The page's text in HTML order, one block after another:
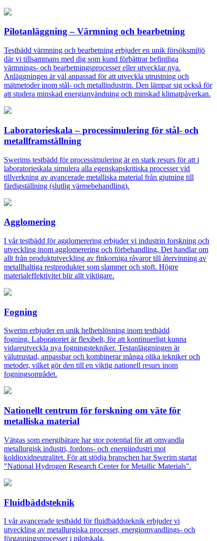
Pilotanläggning – Värmning och bearbetning
Testbädd värmning och bearbetning erbjuder en unik försöksmiljö
där vi tillsammans med dig som kund förbättrar befintliga
värmnings- och bearbetningsprocesser eller utvecklar nya.
Anläggningen är väl anpassad för att utveckla utrustning och
mätmetoder inom stål- och metallindustrin. Den lämpar sig också för
att studera minskad energianvändning och minskad klimatpåverkan.
Laboratorieskala – processimulering för stål- och
metallframställning
Swerims testbädd för processimulering är en stark resurs för att i
laboratorieskala simulera alla egenskapskritiska processer vid
tillverkning av avancerade metalliska material från gjutning till
färdigställning (slutlig värmebehandling).
Agglomering
I vår testbädd för agglomerering erbjuder vi industrin forskning och
utveckling inom agglomerering och förbehandling. Det handlar om
allt från produktutveckling av finkorniga råvaror till återvinning av
metallhaltiga restprodukter som slammer och stoft. Högre
materialeffektivitet blir allt viktigare.
Fogning
Swerim erbjuder en unik helhetslösning inom testbädd
fogning. Laboratoriet är flexibelt, för att kontinuerligt kunna
vidareutveckla nya fogningstekniker. Testanläggningen är
välutrustad, anpassbar och kombinerar många olika tekniker och
metoder, vilket gör den till en viktig nationell resurs inom
fogningsområdet.
Nationellt centrum för forskning om väte för
metalliska material
Vätgas som energibärare har stor potential för att omvandla
metallurgisk industri, fordons- och energiindustri mot
koldioxidneutralitet. För att stödja branschen har Swerim startat
"National Hydrogen Research Center for Metallic Materials".
Fluidbäddsteknik
I vår avancerade testbädd för fluidbäddsteknik erbjuder vi
utveckling av metallurgiska processer, energiomvandlings- och
förgasningsprocesser i pilotskala.